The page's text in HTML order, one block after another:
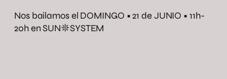
Nos bailamos el DOMINGO • 21 de JUNIO • 11h-
20h en SUN𖤓SYSTEM